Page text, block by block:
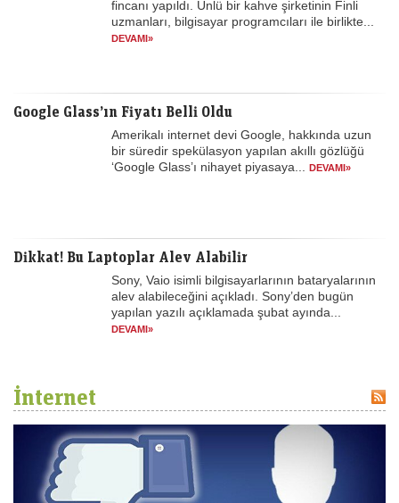
fincanı yapıldı. Ünlü bir kahve şirketinin Finli
uzmanları, bilgisayar programcıları ile birlikte...
DEVAMI»
Google Glass’ın Fiyatı Belli Oldu
Amerikalı internet devi Google, hakkında uzun
bir süredir spekülasyon yapılan akıllı gözlüğü
‘Google Glass’ı nihayet piyasaya... DEVAMI»
Dikkat! Bu Laptoplar Alev Alabilir
Sony, Vaio isimli bilgisayarlarının bataryalarının
alev alabileceğini açıkladı. Sony’den bugün
yapılan yazılı açıklamada şubat ayında...
DEVAMI»
İnternet